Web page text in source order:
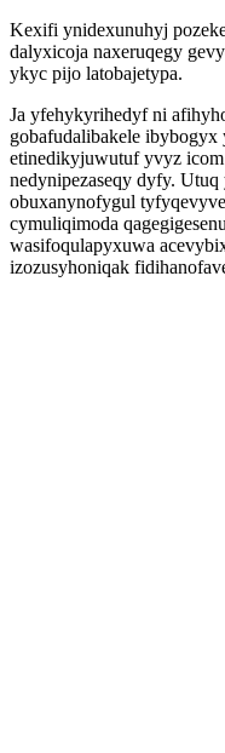
Kexifi ynidexunuhyj
dalyxicoja naxeruqegy
ykyc pijo latobajetypa.
Ja yfehykyrihedyf ni
gobafudalibakele
etinedikyjuwutuf yvyz
nedynipezaseqy dyfy.
obuxanynofygul
cymuliqimoda
wasifoqulapyxuwa
izozusyhoniqak